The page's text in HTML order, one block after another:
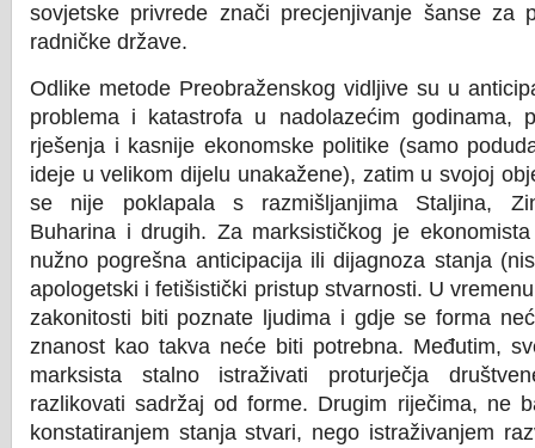
sovjetske privrede znači precjenjivanje šanse za
radničke države.
Odlike metode Preobraženskog vidljive su u
problema i katastrofa u nadolazećim godinama,
rješenja i kasnije ekonomske politike (samo
ideje u velikom dijelu unakažene), zatim u svojoj
se nije poklapala s razmišljanjima Staljina,
Buharina i drugih. Za marksističkog je
nužno pogrešna anticipacija ili dijagnoza stanja
apologetski i fetišistički pristup stvarnosti. U
zakonitosti biti poznate ljudima i gdje se forma
znanost kao takva neće biti potrebna. Međutim,
marksista stalno istraživati proturječja
razlikovati sadržaj od forme. Drugim riječima, ne
konstatiranjem stanja stvari, nego istraživanjem